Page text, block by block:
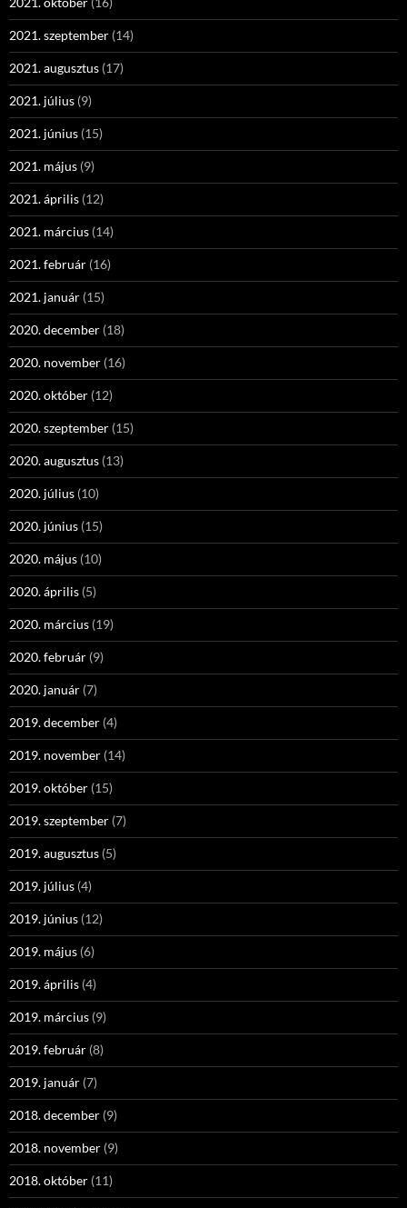
2021. szeptember (14)
2021. augusztus (17)
2021. július (9)
2021. június (15)
2021. május (9)
2021. április (12)
2021. március (14)
2021. február (16)
2021. január (15)
2020. december (18)
2020. november (16)
2020. október (12)
2020. szeptember (15)
2020. augusztus (13)
2020. július (10)
2020. június (15)
2020. május (10)
2020. április (5)
2020. március (19)
2020. február (9)
2020. január (7)
2019. december (4)
2019. november (14)
2019. október (15)
2019. szeptember (7)
2019. augusztus (5)
2019. július (4)
2019. június (12)
2019. május (6)
2019. április (4)
2019. március (9)
2019. február (8)
2019. január (7)
2018. december (9)
2018. november (9)
2018. október (11)